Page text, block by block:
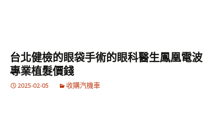
台北健檢的眼袋手術的眼科醫生鳳凰電波
專業植髮價錢
2025-02-05 收購汽機車